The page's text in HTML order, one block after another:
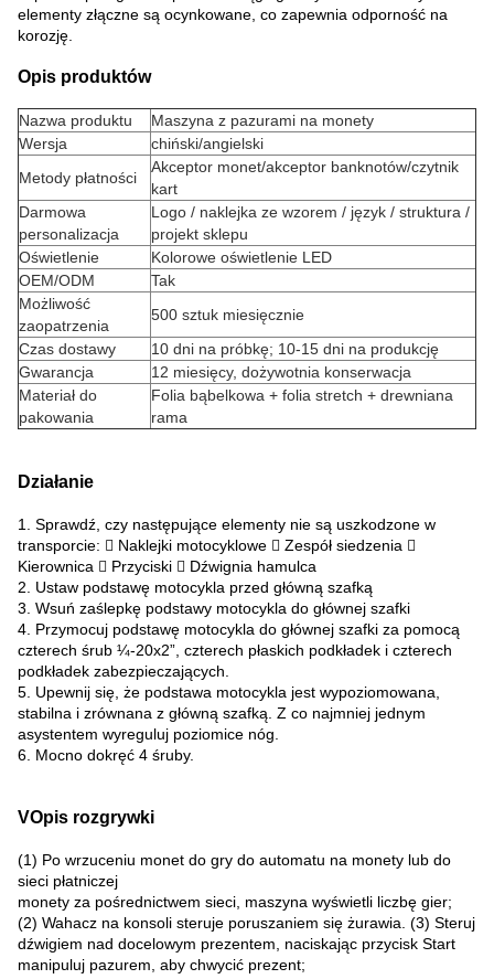
elementy złączne są ocynkowane, co zapewnia odporność na
korozję.
Opis produktów
Nazwa produktu
Maszyna z pazurami na monety
Wersja
chiński/angielski
Metody płatności
Akceptor monet/akceptor banknotów/czytnik
kart
Darmowa
personalizacja
Logo / naklejka ze wzorem / język / struktura /
projekt sklepu
Oświetlenie
Kolorowe oświetlenie LED
OEM/ODM
Tak
Możliwość
zaopatrzenia
500 sztuk miesięcznie
Czas dostawy
10 dni na próbkę; 10-15 dni na produkcję
Gwarancja
12 miesięcy, dożywotnia konserwacja
Materiał do
pakowania
Folia bąbelkowa + folia stretch + drewniana
rama
Działanie
1. Sprawdź, czy następujące elementy nie są uszkodzone w
transporcie:  Naklejki motocyklowe  Zespół siedzenia 
Kierownica  Przyciski  Dźwignia hamulca
2. Ustaw podstawę motocykla przed główną szafką
3. Wsuń zaślepkę podstawy motocykla do głównej szafki
4. Przymocuj podstawę motocykla do głównej szafki za pomocą
czterech śrub ¼-20x2”, czterech płaskich podkładek i czterech
podkładek zabezpieczających.
5. Upewnij się, że podstawa motocykla jest wypoziomowana,
stabilna i zrównana z główną szafką. Z co najmniej jednym
asystentem wyreguluj poziomice nóg.
6. Mocno dokręć 4 śruby.
VOpis rozgrywki
(1) Po wrzuceniu monet do gry do automatu na monety lub do
sieci płatniczej
monety za pośrednictwem sieci, maszyna wyświetli liczbę gier;
(2) Wahacz na konsoli steruje poruszaniem się żurawia. (3) Steruj
dźwigiem nad docelowym prezentem, naciskając przycisk Start
manipuluj pazurem, aby chwycić prezent;